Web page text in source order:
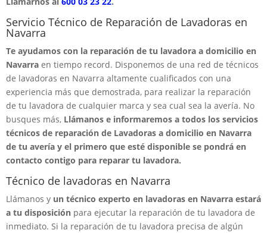
Servicio Técnico de Reparación de Lavadoras en
Navarra
Te ayudamos con la reparación de tu lavadora a domicilio en
Navarra en tiempo record. Disponemos de una red de técnicos
de lavadoras en Navarra altamente cualificados con una
experiencia más que demostrada, para realizar la reparación
de tu lavadora de cualquier marca y sea cual sea la avería. No
busques más, Llámanos e informaremos a todos los servicios
técnicos de reparación de Lavadoras a domicilio en Navarra
de tu avería y el primero que esté disponible se pondrá en
contacto contigo para reparar tu lavadora.
Técnico de lavadoras en Navarra
Llámanos y un técnico experto en lavadoras en Navarra estará
a tu disposición para ejecutar la reparación de tu lavadora de
inmediato. Si la reparación de tu lavadora precisa de algún